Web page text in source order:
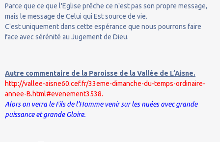
Parce que ce que l'Eglise prêche ce n'est pas son propre message,
mais le message de Celui qui Est source de vie.
C'est uniquement dans cette espérance que nous pourrons faire
face avec sérénité au Jugement de Dieu.
Autre commentaire de la Paroisse de la Vallée de L’Aisne.
http://vallee-aisne60.cef.fr/33eme-dimanche-du-temps-ordinaire-
annee-B.html#evenement3538.
Alors on verra le Fils de l’Homme venir sur les nuées avec grande
puissance et grande Gloire.